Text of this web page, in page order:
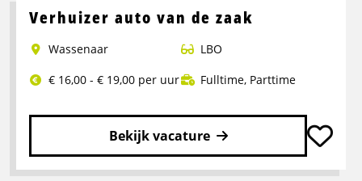
Verhuizer auto van de zaak
Wassenaar
LBO
€ 16,00 - € 19,00 per uur
Fulltime, Parttime
Bekijk vacature
Lees